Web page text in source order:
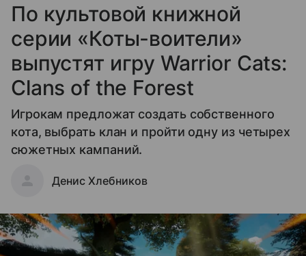
По культовой книжной
серии «Коты-воители»
выпустят игру Warrior Cats:
Clans of the Forest
Игрокам предложат создать собственного
кота, выбрать клан и пройти одну из четырех
сюжетных кампаний.
Денис Хлебников